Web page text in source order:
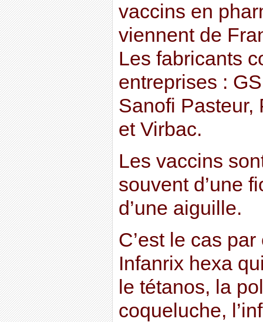
vaccins en
viennent de
Les fabricants
entreprises :
Sanofi Pasteur,
et Virbac.
Les vaccins
souvent d’une
d’une aiguille.
C’est le cas
Infanrix hexa
le tétanos, la
coqueluche,